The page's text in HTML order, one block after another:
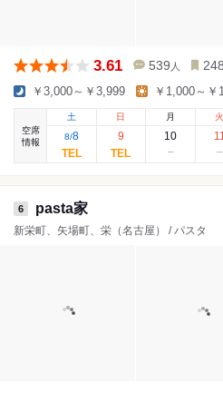
3.61 539 人
￥3,000～￥3,999 ￥1,000～￥
空席
情報
土
8/8
日
9
月
10
火
6 pasta家
新栄町、矢場町、栄（名古屋） / パスタ